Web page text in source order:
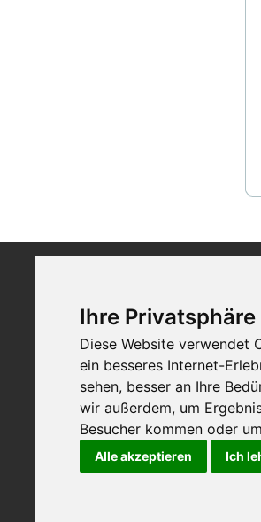
Ihre
Diese Website verwendet
ein besseres Internet-
sehen, besser an Ihre
wir außerdem, um
Besucher kommen oder
Alle akzeptieren Ich
Kontakt